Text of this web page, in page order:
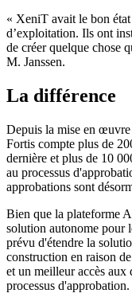
« XeniT avait le bon
d’exploitation. Ils ont
de créer quelque chose
M. Janssen.
La différence
Depuis la mise en
Fortis compte plus de
dernière et plus de 10
au processus
approbations sont
Bien que la plateforme
solution autonome pour
prévu d'étendre la
construction en raison
et un meilleur accès aux
processus d'approbation.